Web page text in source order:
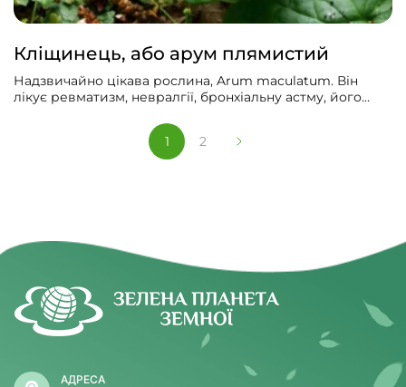
Кліщинець, або арум плямистий
Надзвичайно цікава рослина, Arum maculatum. Він
лікує ревматизм, невралгії, бронхіальну астму, його
ним отруїтися «на смерть».
1 2
АДРЕСА